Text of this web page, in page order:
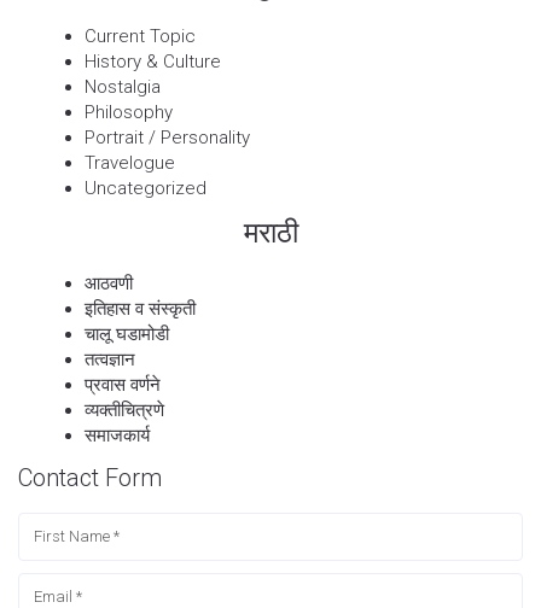
Current Topic
History & Culture
Nostalgia
Philosophy
Portrait / Personality
Travelogue
Uncategorized
मराठी
आठवणी
इतिहास व संस्कृती
चालू घडामोडी
तत्वज्ञान
प्रवास वर्णने
व्यक्तीचित्रणे
समाजकार्य
Contact Form